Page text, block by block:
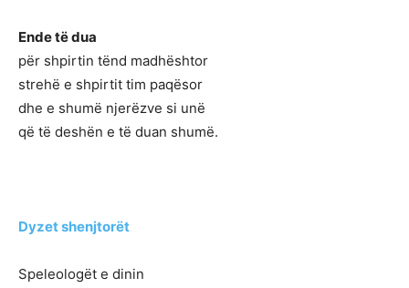
Ende të dua
për shpirtin tënd madhështor
strehë e shpirtit tim paqësor
dhe e shumë njerëzve si unë
që të deshën e të duan shumë.
Dyzet shenjtorët
Speleologët e dinin